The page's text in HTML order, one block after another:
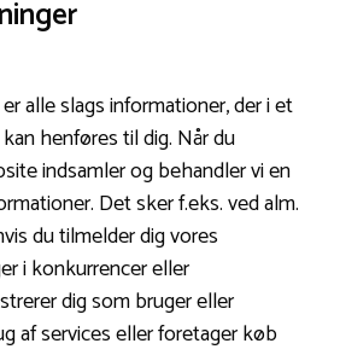
alle slags informationer, der i et
henføres til dig. Når du
indsamler og behandler vi en
Det sker f.eks. ved alm.
du tilmelder dig vores
i konkurrencer eller
dig som bruger eller
af services eller foretager køb